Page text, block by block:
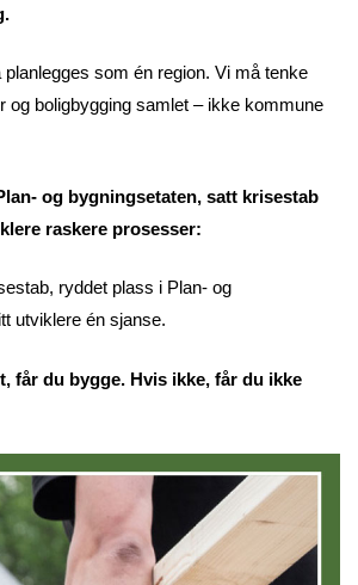
som én region. Vi må tenke
og boligbygging samlet – ikke kommune
og bygningsetaten, satt krisestab
raskere prosesser:
ryddet plass i Plan- og
utviklere én sjanse.
får du bygge. Hvis ikke, får du ikke